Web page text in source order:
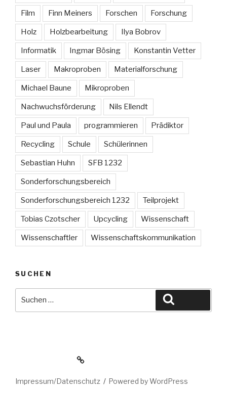
Film Finn Meiners Forschen Forschung
Holz Holzbearbeitung Ilya Bobrov
Informatik Ingmar Bösing Konstantin Vetter
Laser Makroproben Materialforschung
Michael Baune Mikroproben
Nachwuchsförderung Nils Ellendt
Paul und Paula programmieren Prädiktor
Recycling Schule Schülerinnen
Sebastian Huhn SFB 1232
Sonderforschungsbereich
Sonderforschungsbereich 1232 Teilprojekt
Tobias Czotscher Upcycling Wissenschaft
Wissenschaftler Wissenschaftskommunikation
SUCHEN
www.sfb1232.de
Impressum/Datenschutz Powered by WordPress